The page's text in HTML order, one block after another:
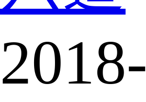
2018-